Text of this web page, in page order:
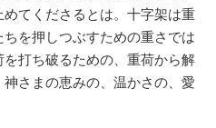
てくださるとは。十字架は重
を押しつぶすための重さでは
打ち破るための、重荷から解
さまの恵みの、温かさの、愛